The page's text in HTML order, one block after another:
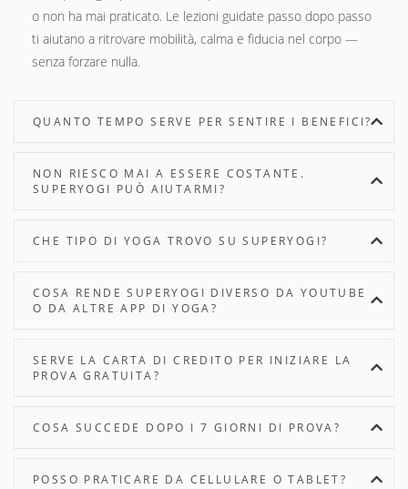
o non ha mai praticato. Le lezioni guidate passo dopo passo
ti aiutano a ritrovare mobilità, calma e fiducia nel corpo —
senza forzare nulla.
QUANTO TEMPO SERVE PER SENTIRE I BENEFICI?
NON RIESCO MAI A ESSERE COSTANTE.
SUPERYOGI PUÒ AIUTARMI?
CHE TIPO DI YOGA TROVO SU SUPERYOGI?
COSA RENDE SUPERYOGI DIVERSO DA YOUTUBE
O DA ALTRE APP DI YOGA?
SERVE LA CARTA DI CREDITO PER INIZIARE LA
PROVA GRATUITA?
COSA SUCCEDE DOPO I 7 GIORNI DI PROVA?
POSSO PRATICARE DA CELLULARE O TABLET?